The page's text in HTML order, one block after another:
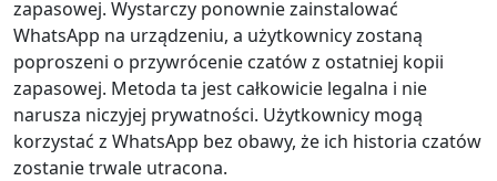
zapasowej. Wystarczy ponownie zainstalować
WhatsApp na urządzeniu, a użytkownicy zostaną
poproszeni o przywrócenie czatów z ostatniej kopii
zapasowej. Metoda ta jest całkowicie legalna i nie
narusza niczyjej prywatności. Użytkownicy mogą
korzystać z WhatsApp bez obawy, że ich historia czatów
zostanie trwale utracona.